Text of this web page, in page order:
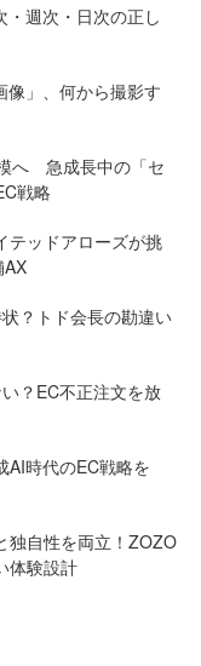
・週次・日次の正し
像」、何から撮影す
へ 急成長中の「セ
戦略
テッドアローズが挑
AX
？トド会長の勘違い
？EC不正注文を放
AI時代のEC戦略を
独自性を両立！ZOZO
体験設計